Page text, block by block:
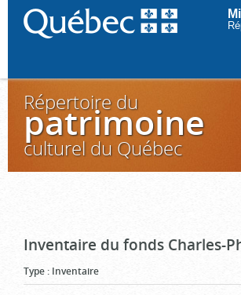
Répertoire du
patrimoine
culturel du Québec
Inventaire du fonds Charles-
Type : Inventaire